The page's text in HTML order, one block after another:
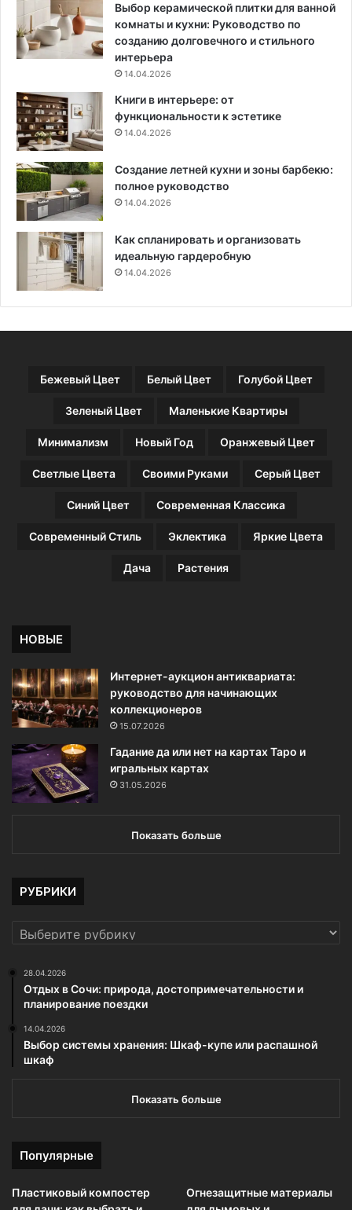
о
в
Выбор керамической плитки для ванной
комнаты и кухни: Руководство по
созданию долговечного и стильного
интерьера
14.04.2026
Книги в интерьере: от
функциональности к эстетике
14.04.2026
Создание летней кухни и зоны барбекю:
полное руководство
14.04.2026
Как спланировать и организовать
идеальную гардеробную
14.04.2026
Бежевый Цвет Белый Цвет Голубой Цвет
Зеленый Цвет Маленькие Квартиры
Минимализм Новый Год Оранжевый Цвет
Светлые Цвета Своими Руками Серый Цвет
Синий Цвет Современная Классика
Современный Стиль Эклектика Яркие Цвета
Дача Растения
НОВЫЕ
Интернет-аукцион антиквариата:
руководство для начинающих
коллекционеров
15.07.2026
Гадание да или нет на картах Таро и
игральных картах
31.05.2026
Показать больше
РУБРИКИ
РУБРИКИ
28.04.2026
Отдых в Сочи: природа, достопримечательности и
планирование поездки
14.04.2026
Выбор системы хранения: Шкаф-купе или распашной
шкаф
Показать больше
Популярные
Пластиковый компостер
Огнезащитные материалы